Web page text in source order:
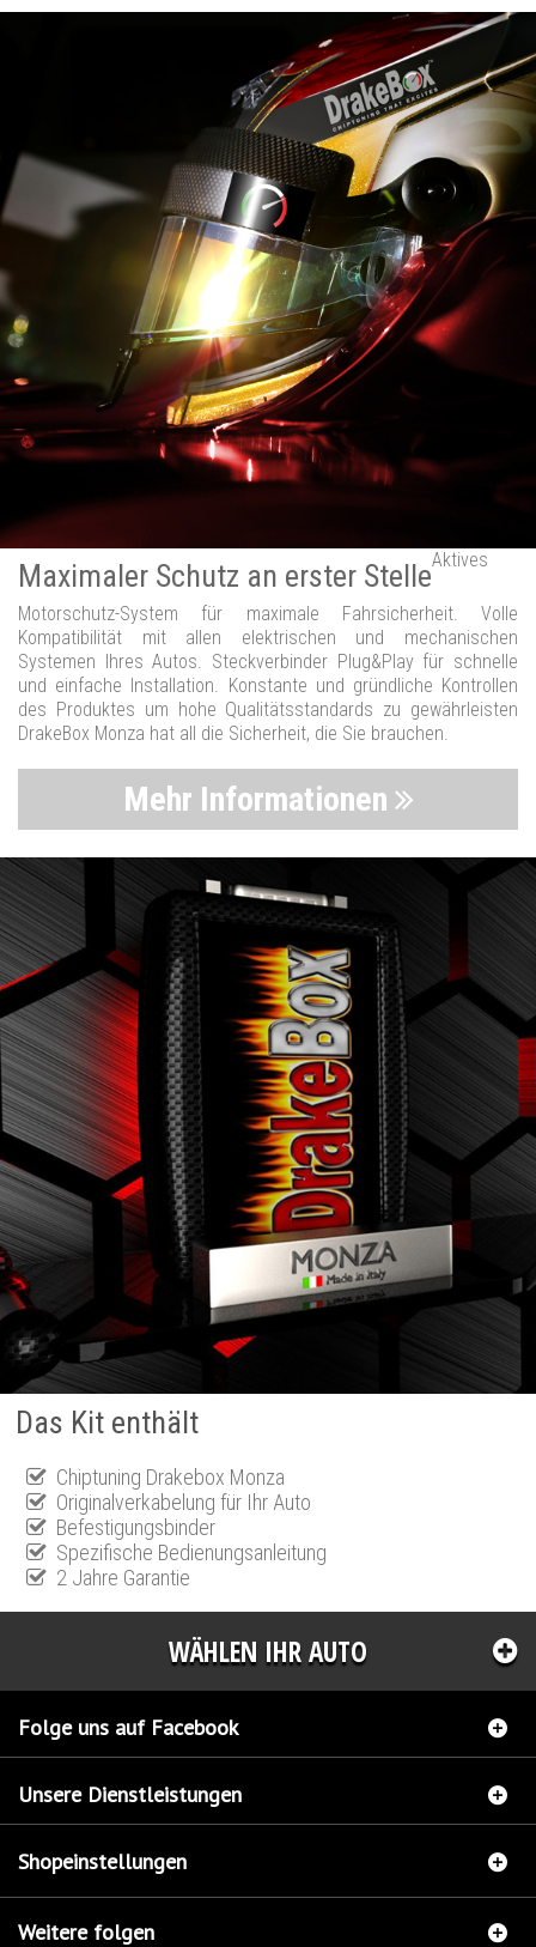
Maximaler Schutz an erster StelleAktives
Motorschutz-System für maximale Fahrsicherheit. Volle
Kompatibilität mit allen elektrischen und mechanischen
Systemen Ihres Autos. Steckverbinder Plug&Play für schnelle
und einfache Installation. Konstante und gründliche Kontrollen
des Produktes um hohe Qualitätsstandards zu gewährleisten
DrakeBox Monza hat all die Sicherheit, die Sie brauchen.
Mehr Informationen
Das Kit enthält
Chiptuning Drakebox Monza
Originalverkabelung für Ihr Auto
Befestigungsbinder
Spezifische Bedienungsanleitung
2 Jahre Garantie
WÄHLEN IHR AUTO
Folge uns auf Facebook
Unsere Dienstleistungen
Shopeinstellungen
Weitere folgen